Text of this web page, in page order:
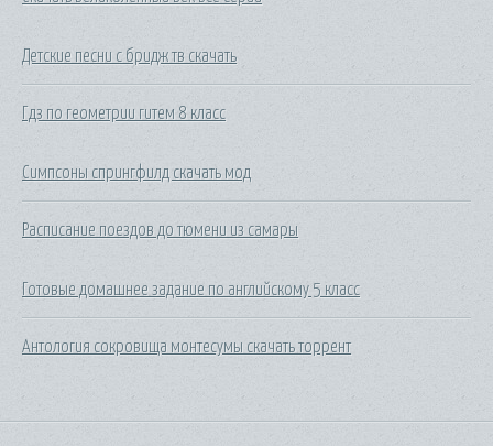
Детские песни с бридж тв скачать
Гдз по геометрии гитем 8 класс
Симпсоны спрингфилд скачать мод
Расписание поездов до тюмени из самары
Готовые домашнее задание по английскому 5 класс
Антология сокровища монтесумы скачать торрент